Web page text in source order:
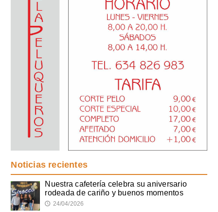
Noticias recientes
Nuestra cafetería celebra su aniversario
rodeada de cariño y buenos momentos
🕔 24/04/2026